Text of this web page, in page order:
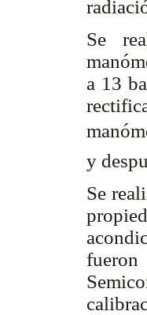
Se
a 13
y
Se